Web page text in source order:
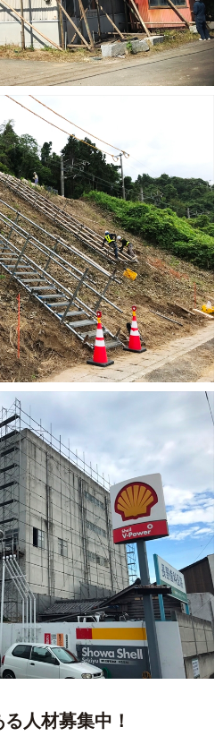
人材募集中！